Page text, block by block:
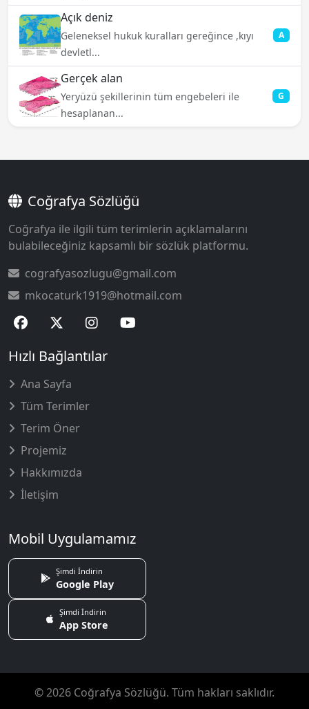
Açık deniz
Geleneksel hukuk kuralları gereğince ,kıyı
devletl...
A
Gerçek alan
Yeryüzü şekillerinin tüm engebeleri ile
hesaplanan...
G
Coğrafya Sözlüğü
Coğrafya ile ilgili tüm terimlerin açıklamalarını
bulabileceğiniz kapsamlı bir sözlük platformu.
cografyasozlugu@gmail.com
mkocaturk1919@hotmail.com
Hızlı Bağlantılar
Ana Sayfa
Tüm Terimler
Terim Öner
Projemiz
Hakkımızda
İletişim
Mobil Uygulamamız
Şimdi İndirin
Google Play
Şimdi İndirin
App Store
© 2026 Coğrafya Sözlüğü. Tüm hakları saklıdır.